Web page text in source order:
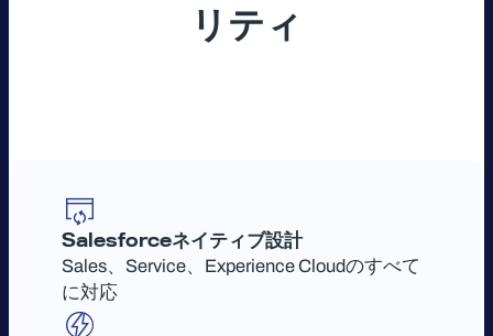
リティ
Salesforceネイティブ設計
Sales、Service、Experience Cloudのすべて
に対応